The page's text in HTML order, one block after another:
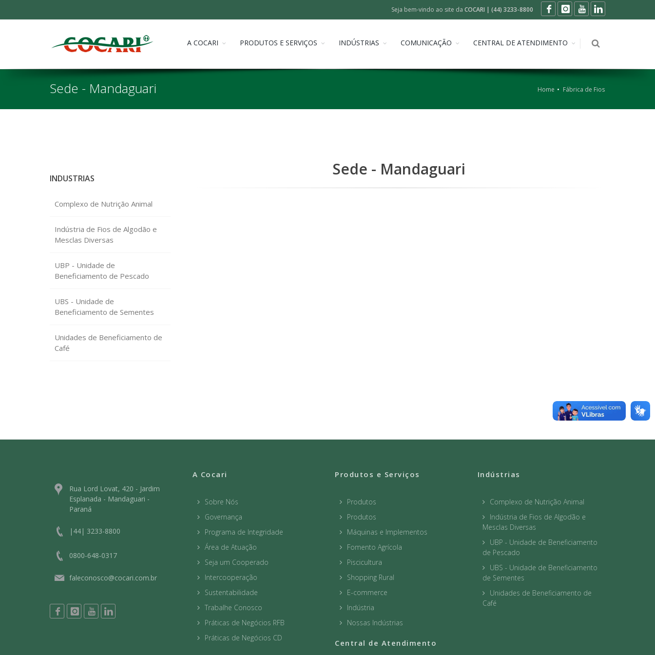
Seja bem-vindo ao site da COCARI | (44) 3233-8800
A COCARI PRODUTOS E SERVIÇOS INDÚSTRIAS COMUNICAÇÃO CENTRAL DE ATENDIMENTO
Sede - Mandaguari Home Fábrica de Fios
INDUSTRIAS
Complexo de Nutrição Animal
Indústria de Fios de Algodão e
Mesclas Diversas
UBP - Unidade de
Beneficiamento de Pescado
UBS - Unidade de
Beneficiamento de Sementes
Unidades de Beneficiamento de
Café
Sede - Mandaguari
Rua Lord Lovat, 420 - Jardim
Esplanada - Mandaguari -
Paraná
|44| 3233-8800
0800-648-0317
faleconosco@cocari.com.br
A Cocari
Sobre Nós
Governança
Programa de Integridade
Área de Atuação
Seja um Cooperado
Intercooperação
Sustentabilidade
Trabalhe Conosco
Práticas de Negócios RFB
Práticas de Negócios CD
Produtos e Serviços
Produtos
Produtos
Máquinas e Implementos
Fomento Agrícola
Piscicultura
Shopping Rural
E-commerce
Indústria
Nossas Indústrias
Central de Atendimento
Indústrias
Complexo de Nutrição Animal
Indústria de Fios de Algodão e
Mesclas Diversas
UBP - Unidade de Beneficiamento
de Pescado
UBS - Unidade de Beneficiamento
de Sementes
Unidades de Beneficiamento de
Café